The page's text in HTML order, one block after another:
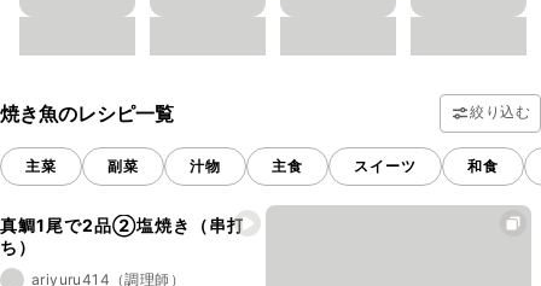
焼き魚のレシピ一覧 絞り込む
主菜 副菜 汁物 主食 スイーツ 和食
真鯛1尾で2品②塩焼き（串打
ち）
ariyuru414（調理師）